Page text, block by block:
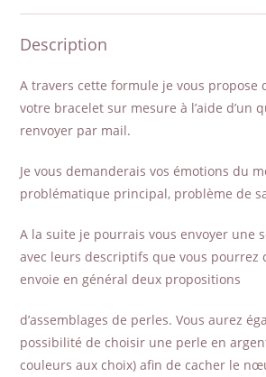
Description
A travers cette formule je vous propose
votre bracelet sur mesure à l’aide d’un
renvoyer par mail.
Je vous demanderais vos émotions du
problématique principal, problème de
A la suite je pourrais vous envoyer une
avec leurs descriptifs que vous pourrez
envoie en général deux propositions
d’assemblages de perles. Vous aurez
possibilité de choisir une perle en
couleurs aux choix) afin de cacher le